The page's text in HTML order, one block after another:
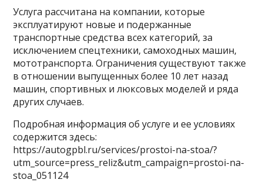
Услуга рассчитана на компании, которые
эксплуатируют новые и подержанные
транспортные средства всех категорий, за
исключением спецтехники, самоходных машин,
мототранспорта. Ограничения существуют также
в отношении выпущенных более 10 лет назад
машин, спортивных и люксовых моделей и ряда
других случаев.
Подробная информация об услуге и ее условиях
содержится здесь:
https://autogpbl.ru/services/prostoi-na-stoa/?
utm_source=press_reliz&utm_campaign=prostoi-na-
stoa_051124